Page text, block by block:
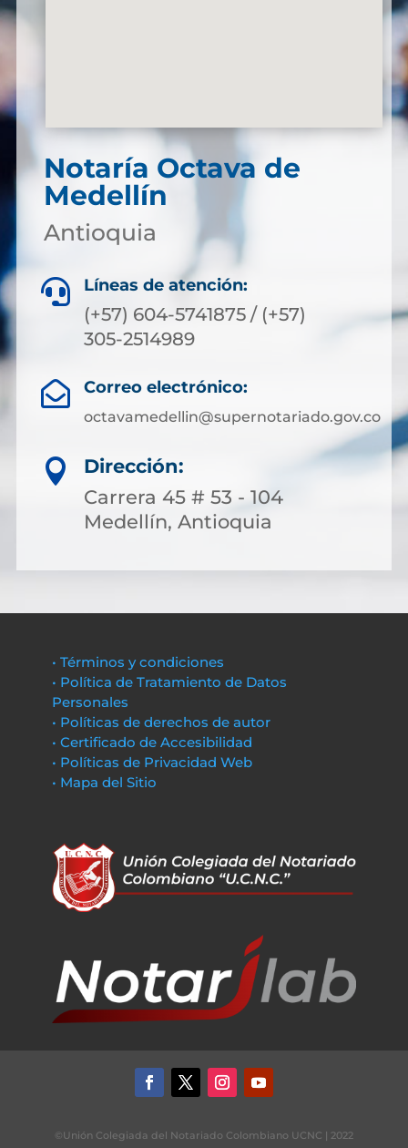
Notaría Octava de
Medellín
Antioquia
 Líneas de atención:
(+57) 604-5741875 / (+57)
305-2514989
 Correo electrónico:
octavamedellin@supernotariado.gov.co

Dirección:
Carrera 45 # 53 - 104
Medellín, Antioquia
• Términos y condiciones
• Política de Tratamiento de Datos
Personales
• Políticas de derechos de autor
• Certificado de Accesibilidad
• Políticas de Privacidad Web
• Mapa del Sitio
©Unión Colegiada del Notariado Colombiano UCNC | 2022